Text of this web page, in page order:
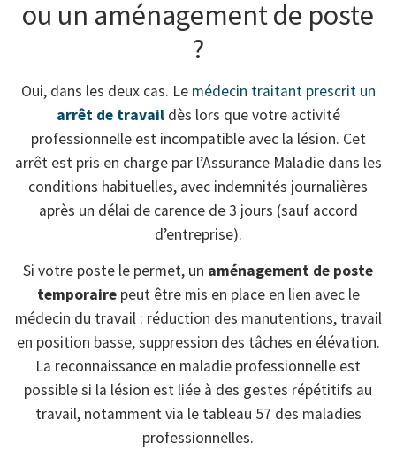
ou un aménagement de poste
?
Oui, dans les deux cas. Le médecin traitant prescrit un
arrêt de travail dès lors que votre activité
professionnelle est incompatible avec la lésion. Cet
arrêt est pris en charge par l’Assurance Maladie dans les
conditions habituelles, avec indemnités journalières
après un délai de carence de 3 jours (sauf accord
d’entreprise).
Si votre poste le permet, un aménagement de poste
temporairepeut être mis en place en lien avec le
médecin du travail : réduction des manutentions, travail
en position basse, suppression des tâches en élévation.
La reconnaissance en maladie professionnelle est
possible si la lésion est liée à des gestes répétitifs au
travail, notamment via le tableau 57 des maladies
professionnelles.